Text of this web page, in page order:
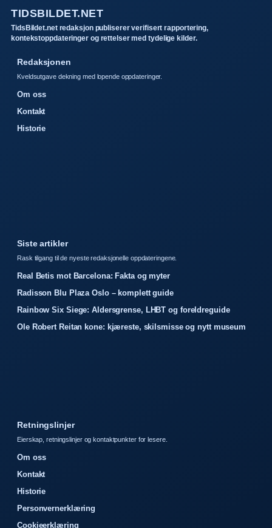
TIDSBILDET.NET
TidsBildet.net redaksjon publiserer verifisert rapportering,
kontekstoppdateringer og rettelser med tydelige kilder.
Redaksjonen
Kveldsutgave dekning med lopende oppdateringer.
Om oss
Kontakt
Historie
Siste artikler
Rask tilgang til de nyeste redaksjonelle oppdateringene.
Real Betis mot Barcelona: Fakta og myter
Radisson Blu Plaza Oslo – komplett guide
Rainbow Six Siege: Aldersgrense, LHBT og foreldreguide
Ole Robert Reitan kone: kjæreste, skilsmisse og nytt museum
Retningslinjer
Eierskap, retningslinjer og kontaktpunkter for lesere.
Om oss
Kontakt
Historie
Personvernerklæring
Cookieerklæring